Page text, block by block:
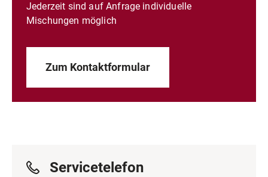
Jederzeit sind auf Anfrage individuelle
Mischungen möglich
Zum Kontaktformular
Servicetelefon